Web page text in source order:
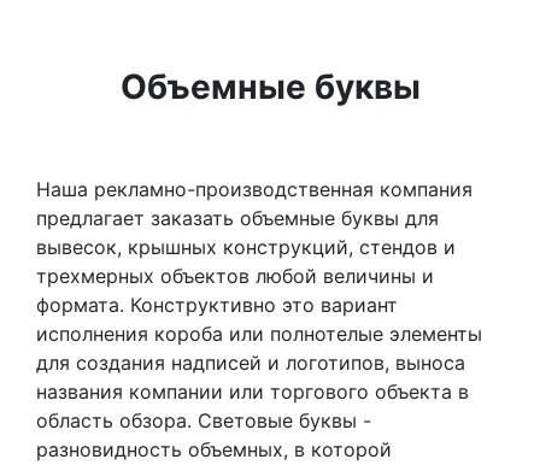
Объемные буквы
Наша рекламно-производственная компания
предлагает заказать объемные буквы для
вывесок, крышных конструкций, стендов и
трехмерных объектов любой величины и
формата. Конструктивно это вариант
исполнения короба или полнотелые элементы
для создания надписей и логотипов, выноса
названия компании или торгового объекта в
область обзора. Световые буквы -
разновидность объемных, в которой